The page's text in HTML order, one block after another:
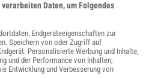
Daten, um Folgendes
Endgeräteeigenschaften zur
Speichern von oder Zugriff auf
Personalisierte Werbung und Inhalte,
und der Performance von Inhalten,
Entwicklung und Verbesserung von